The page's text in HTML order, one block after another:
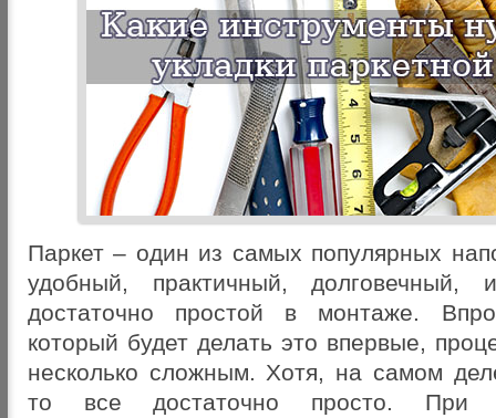
Паркет – один из самых популярных
удобный, практичный, долговечный,
достаточно простой в монтаже.
который будет делать это впервые,
несколько сложным. Хотя, на самом
то все достаточно просто. При